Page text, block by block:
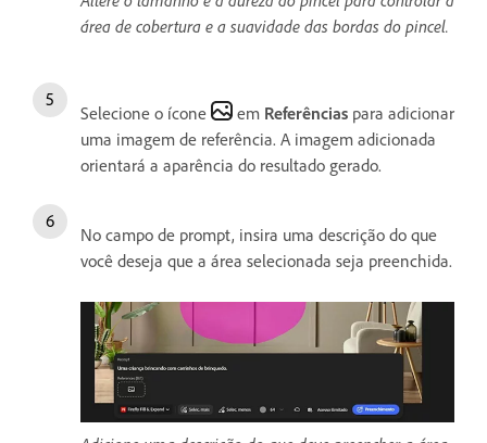
área de cobertura e a suavidade das bordas do pincel.
Selecione o ícone em Referências para adicionar
uma imagem de referência. A imagem adicionada
orientará a aparência do resultado gerado.
No campo de prompt, insira uma descrição do que
você deseja que a área selecionada seja preenchida.